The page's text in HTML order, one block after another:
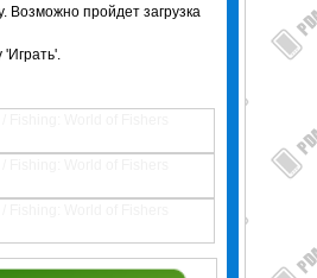
Возможно пройдет загрузка
'Играть'.